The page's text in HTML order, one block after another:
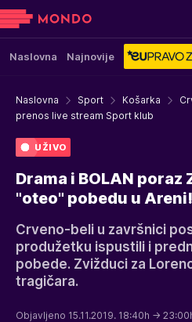
Naslovna Najnovije
Naslovna Sport Košarka
prenos live stream Sport klub
UŽIVO
Drama i BOLAN poraz
"oteo" pobedu u Areni!
Crveno-beli u završnici
produžetku ispustili i
pobede. Zvižduci za
tragičara.
Objavljeno 15.11.2019. 18:40h →